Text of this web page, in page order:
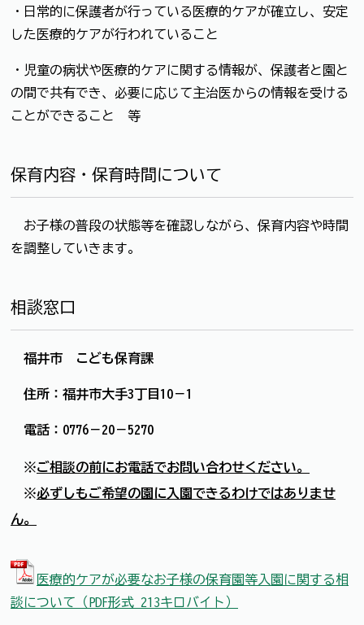
・日常的に保護者が行っている医療的ケアが確立し、安定
した医療的ケアが行われていること
・児童の病状や医療的ケアに関する情報が、保護者と園と
の間で共有でき、必要に応じて主治医からの情報を受ける
ことができること 等
保育内容・保育時間について
お子様の普段の状態等を確認しながら、保育内容や時間
を調整していきます。
相談窓口
福井市 こども保育課
住所：福井市大手3丁目10－1
電話：0776－20－5270
※ご相談の前にお電話でお問い合わせください。
※必ずしもご希望の園に入園できるわけではありませ
ん。
医療的ケアが必要なお子様の保育園等入園に関する相
談について（PDF形式 213キロバイト）